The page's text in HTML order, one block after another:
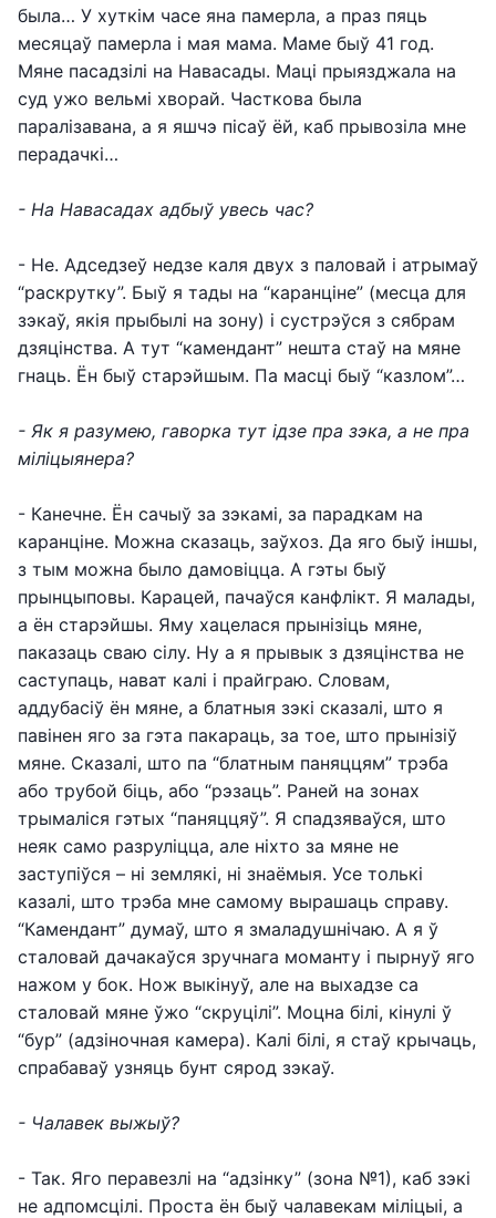
была… У хуткім часе яна памерла, а праз пяць
месяцаў памерла і мая мама. Маме быў 41 год.
Мяне пасадзілі на Навасады. Маці прыязджала на
суд ужо вельмі хворай. Часткова была
паралізавана, а я яшчэ пісаў ёй, каб прывозіла мне
перадачкі…
- На Навасадах адбыў увесь час?
- Не. Адседзеў недзе каля двух з паловай і атрымаў
“раскрутку”. Быў я тады на “каранціне” (месца для
зэкаў, якія прыбылі на зону) і сустрэўся з сябрам
дзяцінства. А тут “камендант” нешта стаў на мяне
гнаць. Ён быў старэйшым. Па масці быў “казлом”…
- Як я разумею, гаворка тут ідзе пра зэка, а не пра
міліцыянера?
- Канечне. Ён сачыў за зэкамі, за парадкам на
каранціне. Можна сказаць, заўхоз. Да яго быў іншы,
з тым можна было дамовіцца. А гэты быў
прынцыповы. Карацей, пачаўся канфлікт. Я малады,
а ён старэйшы. Яму хацелася прынізіць мяне,
паказаць сваю сілу. Ну а я прывык з дзяцінства не
саступаць, нават калі і прайграю. Словам,
аддубасіў ён мяне, а блатныя зэкі сказалі, што я
павінен яго за гэта пакараць, за тое, што прынізіў
мяне. Сказалі, што па “блатным паняццям” трэба
або трубой біць, або “рэзаць”. Раней на зонах
трымаліся гэтых “паняццяў”. Я спадзяваўся, што
неяк само разруліцца, але ніхто за мяне не
заступіўся – ні землякі, ні знаёмыя. Усе толькі
казалі, што трэба мне самому вырашаць справу.
“Камендант” думаў, што я змаладушнічаю. А я ў
сталовай дачакаўся зручнага моманту і пырнуў яго
нажом у бок. Нож выкінуў, але на выхадзе са
сталовай мяне ўжо “скруцілі”. Моцна білі, кінулі ў
“бур” (адзіночная камера). Калі білі, я стаў крычаць,
спрабаваў узняць бунт сярод зэкаў.
- Чалавек выжыў?
- Так. Яго перавезлі на “адзінку” (зона №1), каб зэкі
не адпомсцілі. Проста ён быў чалавекам міліцыі, а